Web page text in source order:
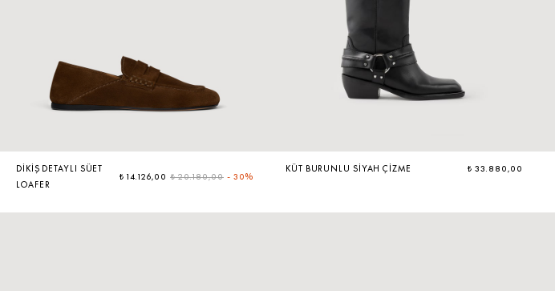
DIKIŞ DETAYLI SÜET
LOAFER
₺ 14.126,00 ₺ 20.180,00 - 30%
KÜT BURUNLU SIYAH ÇIZME ₺ 33.880,00